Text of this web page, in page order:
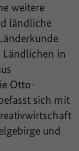
weitere
ländliche
Ländlichen in
Otto-
sich mit
und